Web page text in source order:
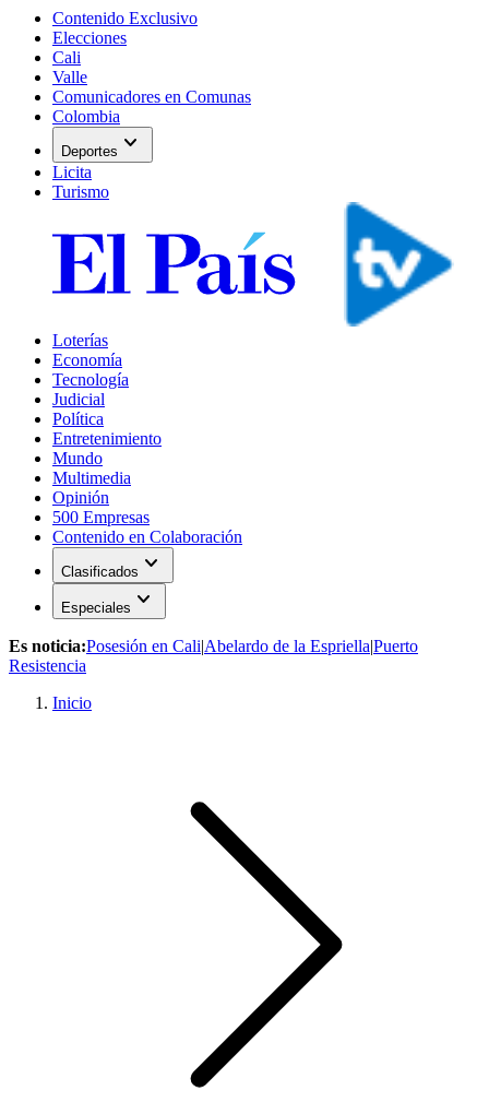
Contenido Exclusivo
Elecciones
Cali
Valle
Comunicadores en Comunas
Colombia
Deportes expand_more
Licita
Turismo
Loterías
Economía
Tecnología
Judicial
Política
Entretenimiento
Mundo
Multimedia
Opinión
500 Empresas
Contenido en Colaboración
Clasificados expand_more
Especiales expand_more
Es noticia:Posesión en Cali|Abelardo de la Espriella|Puerto
Resistencia
Inicio